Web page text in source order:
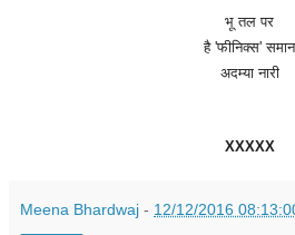
भू तल पर
है'फीनिक्स'समान
अदम्या नारी
XXXXX
Meena Bhardwaj - 12/12/2016